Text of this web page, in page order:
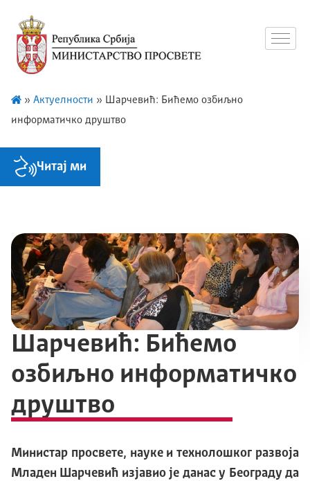
» Актуелности » Шарчевић: Бићемо озбиљно
информатичко друштво
Читај ми
Шарчевић: Бићемо
озбиљно информатичко
друштво
Министар просвете, науке и технолошког развоја
Младен Шарчевић изјавио је данас у Београду да